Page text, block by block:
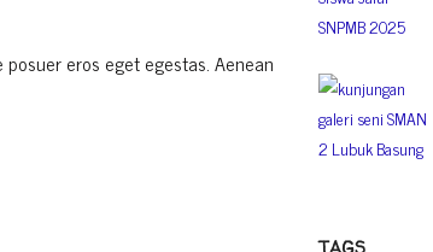
eros eget egestas. Aenean